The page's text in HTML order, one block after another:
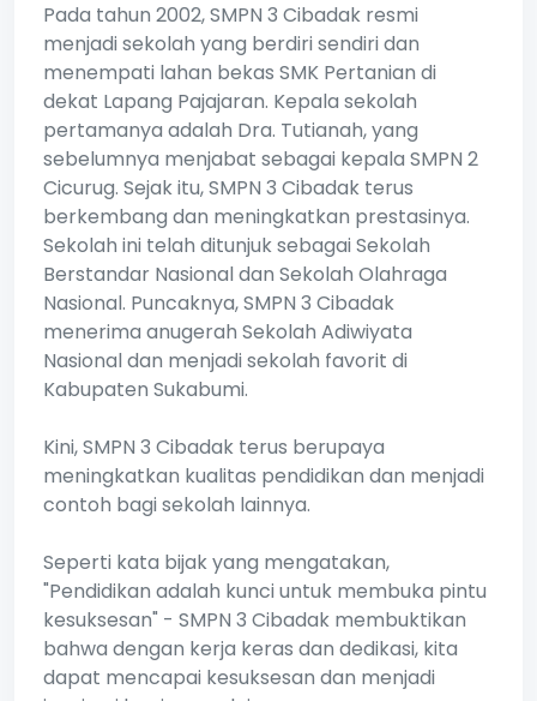
Pada tahun 2002, SMPN 3 Cibadak resmi
menjadi sekolah yang berdiri sendiri dan
menempati lahan bekas SMK Pertanian di
dekat Lapang Pajajaran. Kepala sekolah
pertamanya adalah Dra. Tutianah, yang
sebelumnya menjabat sebagai kepala SMPN 2
Cicurug. Sejak itu, SMPN 3 Cibadak terus
berkembang dan meningkatkan prestasinya.
Sekolah ini telah ditunjuk sebagai Sekolah
Berstandar Nasional dan Sekolah Olahraga
Nasional. Puncaknya, SMPN 3 Cibadak
menerima anugerah Sekolah Adiwiyata
Nasional dan menjadi sekolah favorit di
Kabupaten Sukabumi.
Kini, SMPN 3 Cibadak terus berupaya
meningkatkan kualitas pendidikan dan menjadi
contoh bagi sekolah lainnya.
Seperti kata bijak yang mengatakan,
"Pendidikan adalah kunci untuk membuka pintu
kesuksesan" - SMPN 3 Cibadak membuktikan
bahwa dengan kerja keras dan dedikasi, kita
dapat mencapai kesuksesan dan menjadi